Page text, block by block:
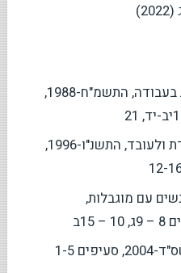
חוק שוויון הזדמנויות בעבודה, התשמ"ח-1988,
חוק שכר שווה לעובדת ולעובד, התשנ"ו-1996,
עם מוגבלות,
1-5